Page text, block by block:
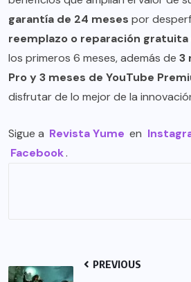
garantía de 24 meses por
reemplazo o reparación gratuita
los primeros 6 meses, además de 3
Pro y 3 meses de YouTube
disfrutar de lo mejor de la
Sigue a Revista Yume en
Facebook.
PREVIOUS